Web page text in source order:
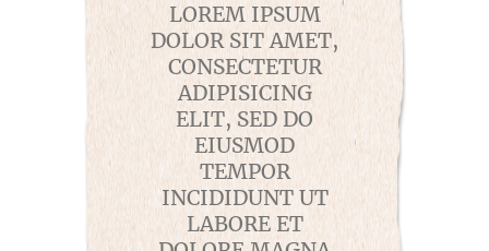
LOREM IPSUM
DOLOR SIT AMET,
CONSECTETUR
ADIPISICING
ELIT, SED DO
EIUSMOD
TEMPOR
INCIDIDUNT UT
LABORE ET